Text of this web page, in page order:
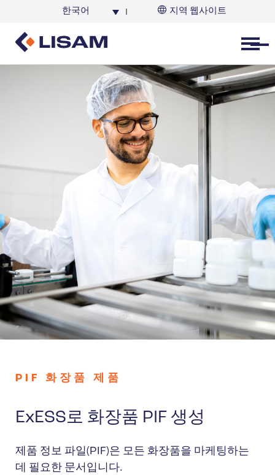
한국어 지역 웹사이트
Open menu
PIF 화장품 제품
ExESS로 화장품 PIF 생성
제품 정보 파일(PIF)은 모든 화장품을 마케팅하는
데 필요한 문서입니다.